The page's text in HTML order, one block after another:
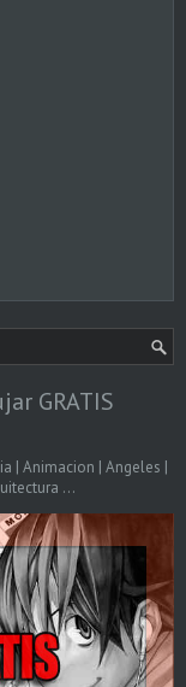
GRATIS
| Animacion | Angeles |
...